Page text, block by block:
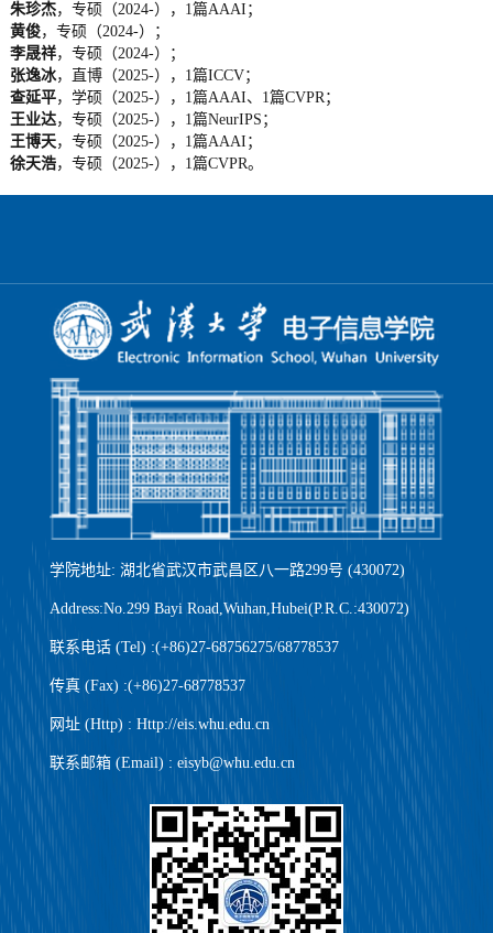
朱珍杰，专硕（2024-），1篇AAAI；
黄俊，专硕（2024-）；
李晟祥，专硕（2024-）；
张逸冰，直博（2025-），1篇ICCV；
查延平，学硕（2025-），1篇AAAI、1篇CVPR；
王业达，专硕（2025-），1篇NeurIPS；
王博天，专硕（2025-），1篇AAAI；
徐天浩，专硕（2025-），1篇CVPR。
学院地址: 湖北省武汉市武昌区八一路299号 (430072)
Address:No.299 Bayi Road,Wuhan,Hubei(P.R.C.:430072)
联系电话 (Tel) :(+86)27-68756275/68778537
传真 (Fax) :(+86)27-68778537
网址 (Http) : Http://eis.whu.edu.cn
联系邮箱 (Email) : eisyb@whu.edu.cn